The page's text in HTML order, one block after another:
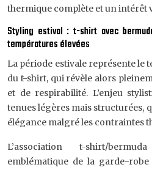
thermique complète et un intérêt
Styling estival : t-shirt avec
températures élevées
La période estivale représente le
du t-shirt, qui révèle alors
et de respirabilité. L’enjeu
tenues légères mais structurées,
élégance malgré les contraintes
L’association t-shirt/
emblématique de la garde-